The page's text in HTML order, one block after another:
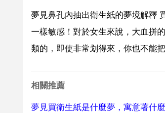
夢見鼻孔內抽出衛生紙的夢境解釋
一樣敏感！對於女生來說，大血拼
類的，即使非常划得來，你也不能
相關推薦
夢見買衛生紙是什麼夢，寓意著什麼